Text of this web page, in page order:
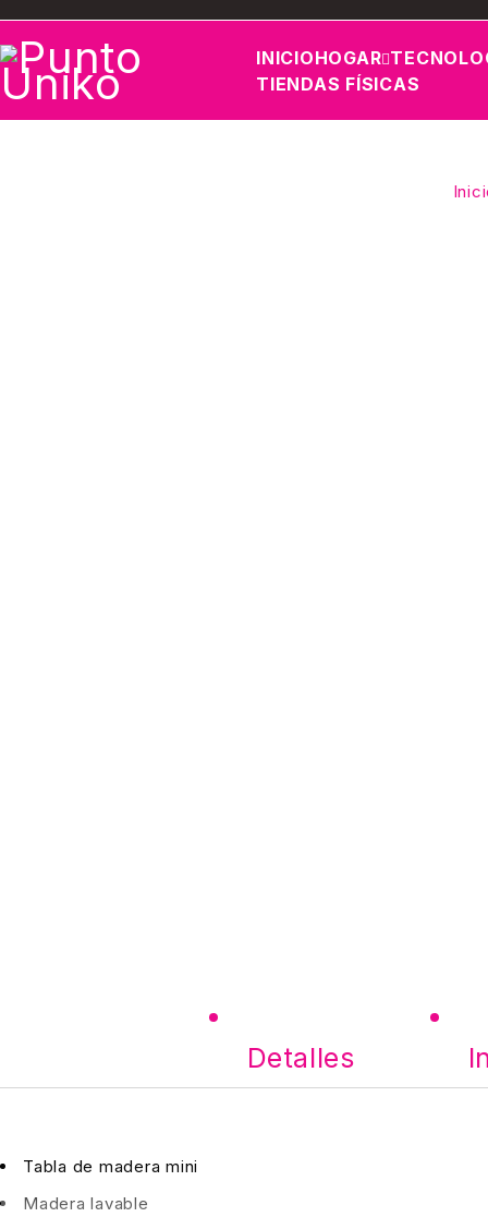
INICIOHOGAR
TIENDAS FÍSICAS
Detalles
Tabla de madera mini
Madera lavable